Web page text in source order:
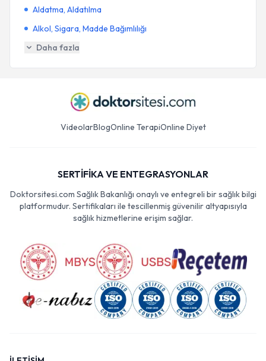
Aldatma, Aldatılma
Alkol, Sigara, Madde Bağımlılığı
Daha fazla
VideolarBlogOnline TerapiOnline Diyet
SERTİFİKA VE ENTEGRASYONLAR
Doktorsitesi.com Sağlık Bakanlığı onaylı ve entegreli bir sağlık bilgi
platformudur. Sertifikaları ile tescillenmiş güvenilir altyapısıyla
sağlık hizmetlerine erişim sağlar.